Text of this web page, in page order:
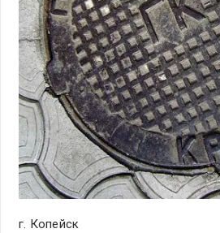
г. Копейск